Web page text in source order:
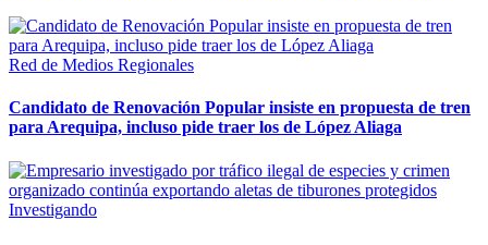
Red de Medios Regionales
Candidato de Renovación Popular insiste en propuesta de tren
para Arequipa, incluso pide traer los de López Aliaga
Investigando